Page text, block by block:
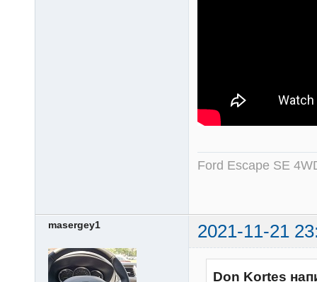
Ford Escape SE
masergey1 2021-11-21
Don Kortes